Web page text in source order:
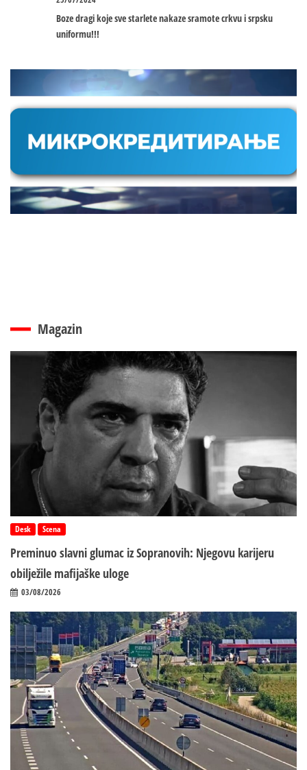
Boze dragi koje sve starlete nakaze sramote crkvu i srpsku
uniformu!!!
Magazin
Desk Scena
Preminuo slavni glumac iz Sopranovih: Njegovu karijeru
obilježile mafijaške uloge
03/08/2026